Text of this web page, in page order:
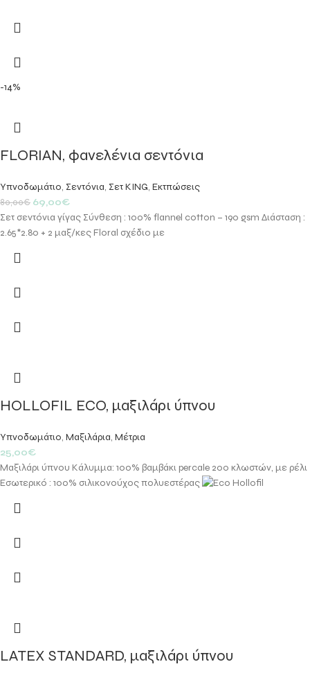
-14%
FLORIAN, φανελένια σεντόνια
Υπνοδωμάτιο, Σεντόνια, Σετ KING, Εκτπώσεις
80,00€ 69,00€
Σετ σεντόνια γίγας Σύνθεση : 100% flannel cotton – 190 gsm Διάσταση :
2.65*2.80 + 2 μαξ/κες Floral σχέδιο με
HOLLOFIL ECO, μαξιλάρι ύπνου
Υπνοδωμάτιο, Μαξιλάρια, Μέτρια
25,00€
Μαξιλάρι ύπνου Κάλυμμα: 100% βαμβάκι percale 200 κλωστών, με ρέλι
Εσωτερικό : 100% σιλικονούχος πολυεστέρας
LATEX STANDARD, μαξιλάρι ύπνου